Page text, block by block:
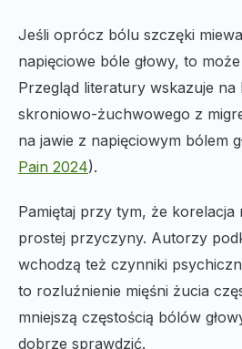
Jeśli oprócz bólu szczęki
napięciowe bóle głowy, to
Przegląd literatury wskazuje
skroniowo-żuchwowego z
na jawie z napięciowym bólem
Pain 2024).
Pamiętaj przy tym, że korelacja
prostej przyczyny. Autorzy
wchodzą też czynniki
to rozluźnienie mięśni żucia
mniejszą częstością bólów
dobrze sprawdzić.